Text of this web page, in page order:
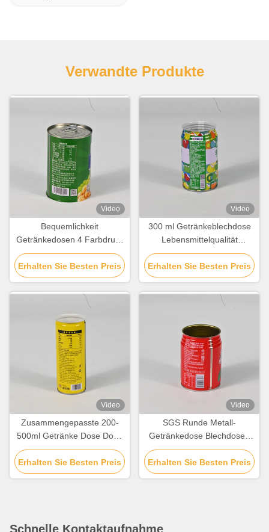
Verwandte Produkte
Video
Bequemlichkeit
Getränkedosen 4 Farbdruck
Runde Form
Erhalten Sie Besten Preis
Video
300 ml Getränkeblechdose
Lebensmittelqualität
ISO9001 Druckblechbehälter
Erhalten Sie Besten Preis
Video
Zusammengepasste 200-
500ml Getränke Dose Dose
Verpackung PMS-Druck
Erhalten Sie Besten Preis
Video
SGS Runde Metall-
Getränkedose Blechdosen
mit Druck
Erhalten Sie Besten Preis
Schnelle Kontaktaufnahme